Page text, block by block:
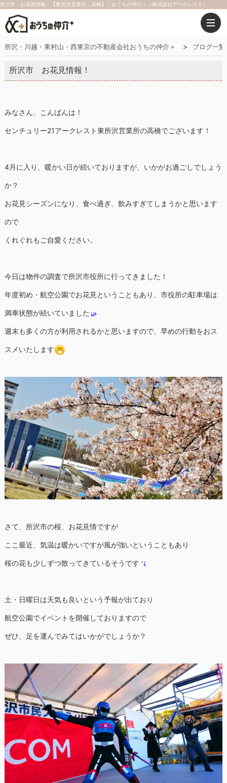
所沢市 お花見情報！【東所沢営業所：高橋】｜おうちの仲介＋（株式会社アークレスト）
所沢・川越・東村山・西東京の不動産会社おうちの仲介＋ ブログ一覧
所沢市 お花見情報！
みなさん、こんばんは！
センチュリー21アークレスト東所沢営業所の高橋でございます！
4月に入り、暖かい日が続いておりますが、いかがお過ごしでしょう
か？
お花見シーズンになり、食べ過ぎ、飲みすぎてしまうかと思います
ので
くれぐれもご自愛ください。
今日は物件の調査で所沢市役所に行ってきました！
年度初め・航空公園でお花見ということもあり、市役所の駐車場は
満車状態が続いていました
週末も多くの方が利用されるかと思いますので、早めの行動をおス
スメいたします
さて、所沢市の桜、お花見情ですが
ここ最近、気温は暖かいですが風が強いということもあり
桜の花も少しずつ散ってきているそうです
土・日曜日は天気も良いという予報が出ており
航空公園でイベントを開催しておりますので
ぜひ、足を運んでみてはいかがでしょうか？